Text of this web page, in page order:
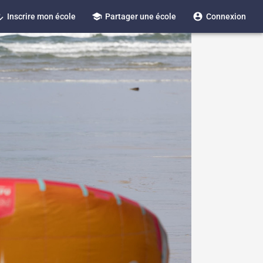
Inscrire mon école school Partager une école account_circle Connexion